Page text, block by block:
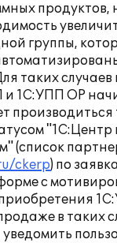
продуктов,
группы,
таких
1С:УПП ОР
производиться
"1С:Центр
(список
ckerp) по
с
в таких